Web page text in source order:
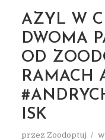
AZYL W
DWOMA
OD
RAMACH
ISK
przez Zoodoptuj w